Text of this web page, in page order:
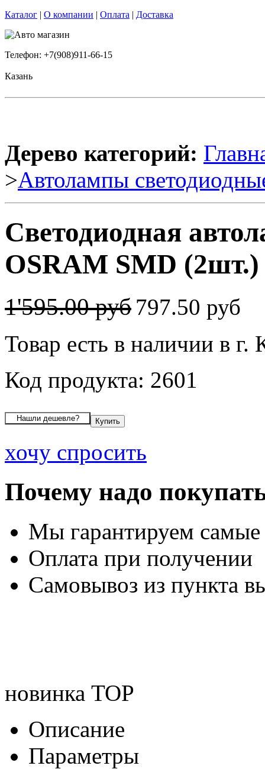
Каталог | О компании | Оплата | Доставка
Телефон: +7(908)911-66-15
Казань
Дерево категорий:
>Автолампы
Светодиодная
OSRAM SMD (2шт.)
1'595.00 руб 797.50 руб
Товар есть в наличии в г.
Код продукта: 2601
хочу спросить
Почему надо
Мы гарантируем
Оплата при получении
Самовывоз из пункта
новинка TOP
Описание
Параметры